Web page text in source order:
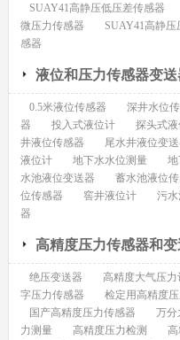
SUAY41高静压低压差传感器
微压力传感器
SUAY41高静压
感器
液位和压力传感器变送
0.5米液位传感器 深井水位
器
投入式液位计 探头式液
井液位传感器
尾水井液位变
液位计
地下水水位测量
水池液位变送器
蓄水池液位
位传感器
窖井液位计 污
器
高精度压力传感器和
绝压变送器 高精度大气压力
字压力传感器
检定用高精度
国产高精度压力传感器
万分
力测量
高精度压力检测